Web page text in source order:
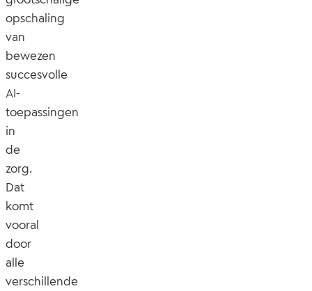
opschaling
van
bewezen
succesvolle
AI-
toepassingen
in
de
zorg.
Dat
komt
vooral
door
alle
verschillende